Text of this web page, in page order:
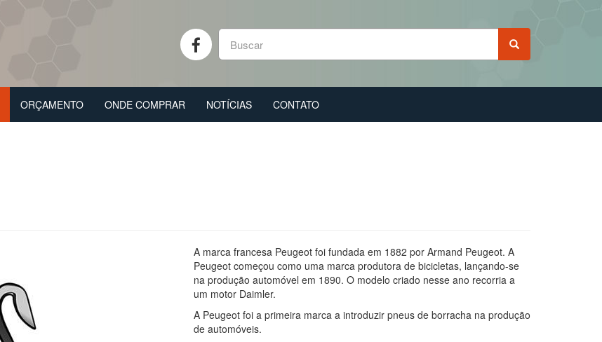
ORÇAMENTO ONDE COMPRAR NOTÍCIAS CONTATO
A marca francesa Peugeot foi fundada em 1882 por Armand Peugeot. A
Peugeot começou como uma marca produtora de bicicletas, lançando-se
na produção automóvel em 1890. O modelo criado nesse ano recorria a
um motor Daimler.
A Peugeot foi a primeira marca a introduzir pneus de borracha na produção
de automóveis.